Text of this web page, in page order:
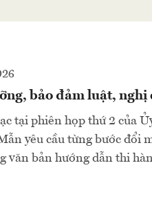
bảo đảm luật,
tại phiên họp thứ 2 của
yêu cầu từng bước đổi
văn bản hướng dẫn thi